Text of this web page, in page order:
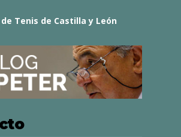
Tenis de Castilla y León